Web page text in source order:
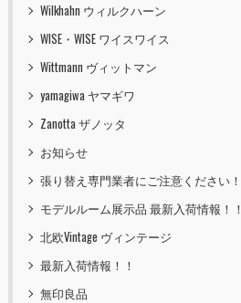
Wilkhahn ウィルクハーン
WISE・WISE ワイスワイス
Wittmann ヴィットマン
yamagiwa ヤマギワ
Zanotta ザノッタ
お知らせ
張り替え専門業者にご注意ください！
モデルルーム展示品 最新入荷情報！！
北欧Vintage ヴィンテージ
最新入荷情報！！
無印良品